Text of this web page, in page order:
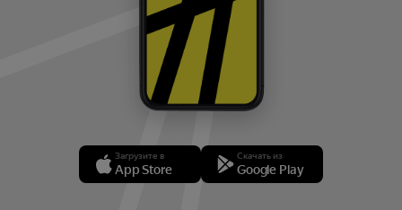
Загрузите в
App Store
Скачать из
Google Play